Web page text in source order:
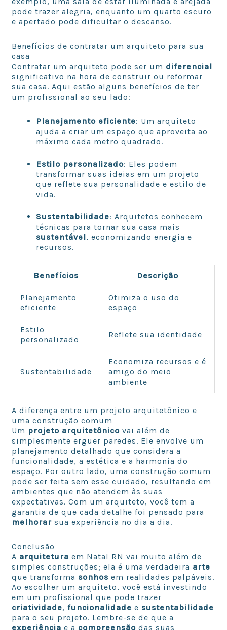
pode trazer alegria, enquanto um quarto escuro
e apertado pode dificultar o descanso.
Benefícios de contratar um arquiteto para sua
casa
Contratar um arquiteto pode ser um diferencial
significativo na hora de construir ou reformar
sua casa. Aqui estão alguns benefícios de ter
um profissional ao seu lado:
Planejamento eficiente: Um arquiteto
ajuda a criar um espaço que aproveita ao
máximo cada metro quadrado.
Estilo personalizado: Eles podem
transformar suas ideias em um projeto
que reflete sua personalidade e estilo de
vida.
Sustentabilidade: Arquitetos conhecem
técnicas para tornar sua casa mais
sustentável, economizando energia e
recursos.
Benefícios Descrição
Planejamento
eficiente
Otimiza o uso do
espaço
Estilo
personalizado
Reflete sua identidade
Sustentabilidade
Economiza recursos e é
amigo do meio
ambiente
A diferença entre um projeto arquitetônico e
uma construção comum
Um projeto arquitetônico vai além de
simplesmente erguer paredes. Ele envolve um
planejamento detalhado que considera a
funcionalidade, a estética e a harmonia do
espaço. Por outro lado, uma construção comum
pode ser feita sem esse cuidado, resultando em
ambientes que não atendem às suas
expectativas. Com um arquiteto, você tem a
garantia de que cada detalhe foi pensado para
melhorar sua experiência no dia a dia.
Conclusão
A arquitetura em Natal RN vai muito além de
simples construções; ela é uma verdadeira arte
que transforma sonhos em realidades palpáveis.
Ao escolher um arquiteto, você está investindo
em um profissional que pode trazer
criatividade,funcionalidade e sustentabilidade
para o seu projeto. Lembre-se de que a
experiência e a compreensão das suas